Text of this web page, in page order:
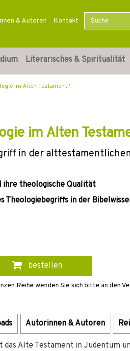
& Autoren Kontakt
Literarisches & Spiritualität
im Alten Testament?
im Alten
in der
ihre theologische Qualität
Theologiebegriffs in der
bestellen
Reihe wenden Sie sich bitte an den
Autorinnen & Autoren
Alte Testament in Judentum